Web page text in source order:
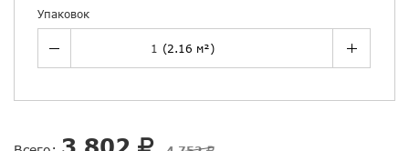
Упаковок